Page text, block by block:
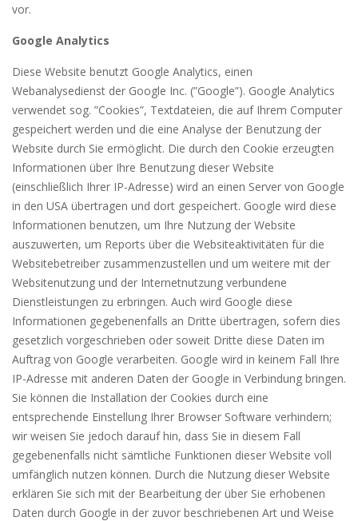
vor.
Google Analytics
Diese Website benutzt Google Analytics, einen
Webanalysedienst der Google Inc. (”Google”). Google Analytics
verwendet sog. ”Cookies”, Textdateien, die auf Ihrem Computer
gespeichert werden und die eine Analyse der Benutzung der
Website durch Sie ermöglicht. Die durch den Cookie erzeugten
Informationen über Ihre Benutzung dieser Website
(einschließlich Ihrer IP-Adresse) wird an einen Server von Google
in den USA übertragen und dort gespeichert. Google wird diese
Informationen benutzen, um Ihre Nutzung der Website
auszuwerten, um Reports über die Websiteaktivitäten für die
Websitebetreiber zusammenzustellen und um weitere mit der
Websitenutzung und der Internetnutzung verbundene
Dienstleistungen zu erbringen. Auch wird Google diese
Informationen gegebenenfalls an Dritte übertragen, sofern dies
gesetzlich vorgeschrieben oder soweit Dritte diese Daten im
Auftrag von Google verarbeiten. Google wird in keinem Fall Ihre
IP-Adresse mit anderen Daten der Google in Verbindung bringen.
Sie können die Installation der Cookies durch eine
entsprechende Einstellung Ihrer Browser Software verhindern;
wir weisen Sie jedoch darauf hin, dass Sie in diesem Fall
gegebenenfalls nicht sämtliche Funktionen dieser Website voll
umfänglich nutzen können. Durch die Nutzung dieser Website
erklären Sie sich mit der Bearbeitung der über Sie erhobenen
Daten durch Google in der zuvor beschriebenen Art und Weise